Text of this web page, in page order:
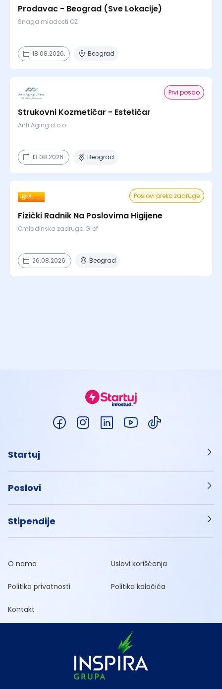
Prodavac - Beograd (Sve Lokacije)
Snaga mladosti OZ
18.08.2026. Beograd
Prvi posao
Strukovni Kozmetičar - Estetičar
Anti Aging d.o.o
13.08.2026. Beograd
Poslovi preko zadruge
Fizički Radnik Na Poslovima Higijene
Omladinska zadruga Grof
26.08.2026. Beograd
Startuj
Poslovi
Stipendije
O nama Uslovi korišćenja
Politika privatnosti Politika kolačića
Kontakt